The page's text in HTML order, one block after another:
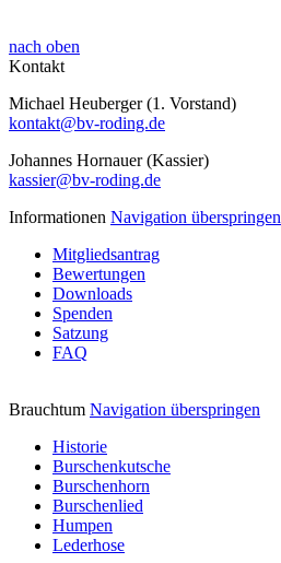
nach oben
Kontakt
Michael Heuberger (1. Vorstand)
kontakt@bv-roding.de
Johannes Hornauer (Kassier)
kassier@bv-roding.de
Informationen Navigation überspringen
Mitgliedsantrag
Bewertungen
Downloads
Spenden
Satzung
FAQ
Brauchtum Navigation überspringen
Historie
Burschenkutsche
Burschenhorn
Burschenlied
Humpen
Lederhose